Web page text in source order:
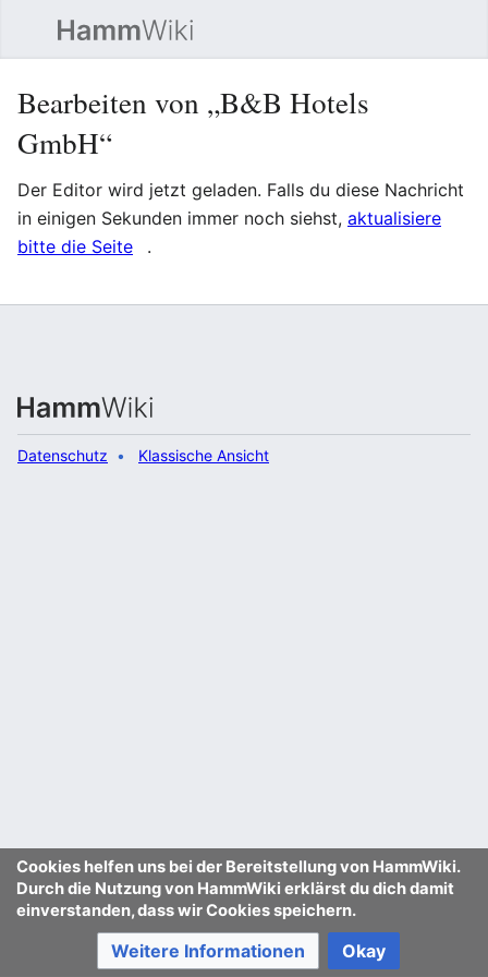
Bearbeiten von „B&B Hotels
GmbH“
Der Editor wird jetzt geladen. Falls du diese Nachricht
in einigen Sekunden immer noch siehst, aktualisiere
bitte die Seite
.
Cookies helfen uns bei der Bereitstellung von HammWiki.
Durch die Nutzung von HammWiki erklärst du dich damit
einverstanden, dass wir Cookies speichern.
Weitere Informationen Okay
Datenschutz Klassische Ansicht